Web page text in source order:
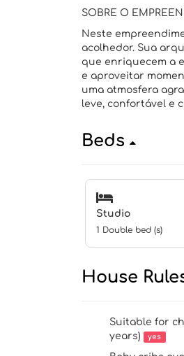
SOBRE O
Neste
acolhedor. Sua
que enriquecem a
e aproveitar
uma atmosfera
leve, confortável e
Beds
Studio
1 Double bed (s)
House
Suitable for
years)
yes